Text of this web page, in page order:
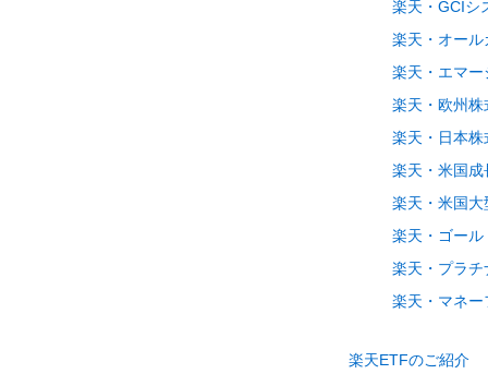
楽天・GCIシ
楽天・オー
楽天・エマ
楽天・欧州
楽天・日本
楽天・米国
楽天・米国
楽天・ゴー
楽天・プラ
楽天・マネー
楽天ETFのご紹介